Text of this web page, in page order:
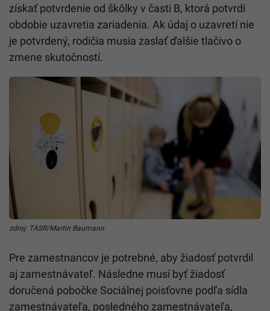
získať potvrdenie od škôlky v časti B, ktorá potvrdí
obdobie uzavretia zariadenia. Ak údaj o uzavretí nie
je potvrdený, rodičia musia zaslať ďalšie tlačivo o
zmene skutočností.
zdroj: TASR/Martin Baumann
Pre zamestnancov je potrebné, aby žiadosť potvrdil
aj zamestnávateľ. Následne musí byť žiadosť
doručená pobočke Sociálnej poisťovne podľa sídla
zamestnávateľa, posledného zamestnávateľa,